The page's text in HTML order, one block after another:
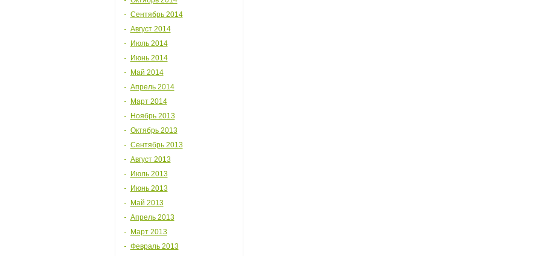
Сентябрь 2014
Август 2014
Июль 2014
Июнь 2014
Май 2014
Апрель 2014
Март 2014
Ноябрь 2013
Октябрь 2013
Сентябрь 2013
Август 2013
Июль 2013
Июнь 2013
Май 2013
Апрель 2013
Март 2013
Февраль 2013